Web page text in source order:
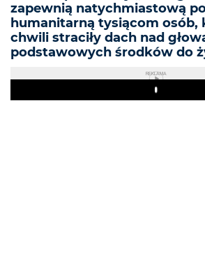
zapewnią natychmiastową
humanitarną tysiącom osób,
chwili straciły dach nad
podstawowych środków do
REKLAMA
Play